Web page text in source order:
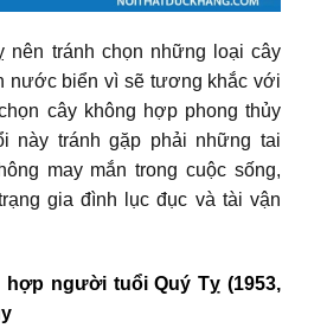
nên tránh chọn những loại cây
nước biển vì sẽ tương khắc với
cây không hợp phong thủy
này tránh gặp phải những tai
may mắn trong cuộc sống,
gia đình lục đục và tài vận
hợp người tuổi Quý Tỵ (1953,